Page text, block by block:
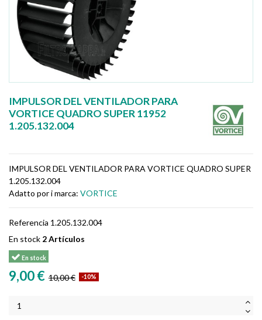
IMPULSOR DEL VENTILADOR PARA
VORTICE QUADRO SUPER 11952
1.205.132.004
IMPULSOR DEL VENTILADOR PARA VORTICE QUADRO SUPER
1.205.132.004
Adatto por i marca: VORTICE
Referencia 1.205.132.004
En stock 2 Artículos
En stock
9,00 € 10,00 € -10%